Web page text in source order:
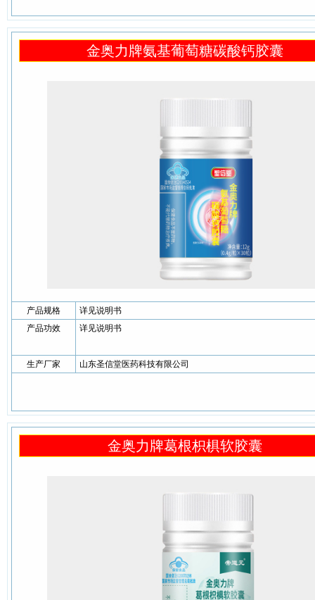
金奥力牌氨基葡萄糖碳酸钙胶囊
产品规格
详见说明书
产品功效
详见说明书
生产厂家 山东圣信堂医药科技有限公司
金奥力牌葛根枳椇软胶囊